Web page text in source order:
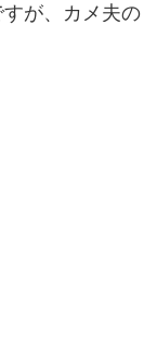
が、カメ夫の